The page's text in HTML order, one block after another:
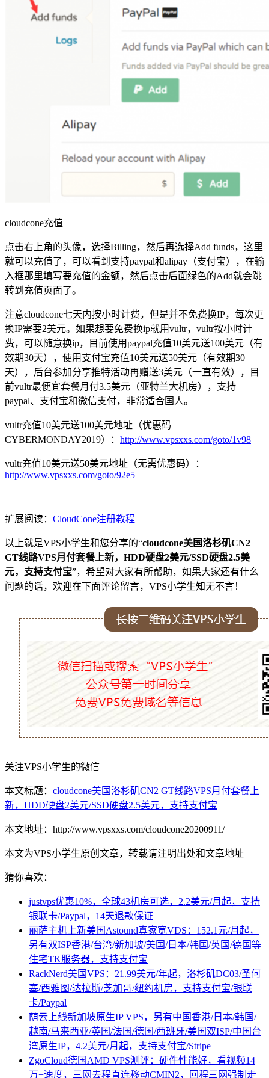
cloudcone充值
点击右上角的头像，选择Billing，然后再选择Add funds，这里
就可以充值了，可以看到支持paypal和alipay（支付宝），在输
入框那里填写要充值的金额，然后点击后面绿色的Add就会跳
转到充值页面了。
注意cloudcone七天内按小时计费，但是并不免费换IP，每次更
换IP需要2美元。如果想要免费换ip就用vultr，vultr按小时计
费，可以随意换ip，目前使用paypal充值10美元送100美元（有
效期30天），使用支付宝充值10美元送50美元（有效期30
天），后台参加分享推特活动再赠送3美元（一直有效），目
前vultr最便宜套餐月付3.5美元（亚特兰大机房），支持
paypal、支付宝和微信支付，非常适合国人。
vultr充值10美元送100美元地址（优惠码
CYBERMONDAY2019）： http://www.vpsxxs.com/goto/1v98
vultr充值10美元送50美元地址（无需优惠码）：
http://www.vpsxxs.com/goto/92e5
扩展阅读： CloudCone注册教程
以上就是VPS小学生和您分享的“cloudcone美国洛杉矶CN2
GT线路VPS月付套餐上新，HDD硬盘2美元/SSD硬盘2.5美
元，支持支付宝”，希望对大家有所帮助，如果大家还有什么
问题的话，欢迎在下面评论留言，VPS小学生知无不言！
关注VPS小学生的微信
本文标题： cloudcone美国洛杉矶CN2 GT线路VPS月付套餐上
新，HDD硬盘2美元/SSD硬盘2.5美元，支持支付宝
本文地址：http://www.vpsxxs.com/cloudcone20200911/
本文为VPS小学生原创文章，转载请注明出处和文章地址
猜你喜欢：
justvps优惠10%，全球43机房可选，2.2美元/月起，支持
银联卡/Paypal，14天退款保证
丽萨主机上新美国Astound真家宽VDS：152.1元/月起，
另有双ISP香港/台湾/新加坡/美国/日本/韩国/英国/德国等
住宅TK服务器，支持支付宝
RackNerd美国VPS：21.99美元/年起，洛杉矶DC03/圣何
塞/西雅图/达拉斯/芝加哥/纽约机房，支持支付宝/银联
卡/Paypal
荫云上线新加坡原生IP VPS，另有中国香港/日本/韩国/
越南/马来西亚/英国/法国/德国/西班牙/美国双ISP/中国台
湾原生IP，4.2美元/月起，支持支付宝/Stripe
ZgoCloud德国AMD VPS测评：硬件性能好，看视频14
万+速度，三网去程直连移动CMIN2，回程三网强制走